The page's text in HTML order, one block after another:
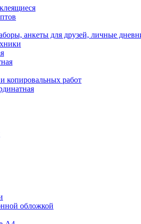
анкеты для друзей, личные
копировальных работ
обложкой